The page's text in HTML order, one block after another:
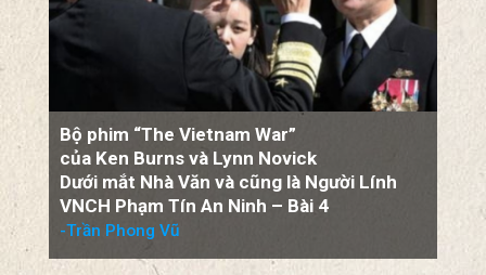
Bộ phim “The Vietnam War”
của Ken Burns và Lynn Novick
Dưới mắt Nhà Văn và cũng là Người Lính
VNCH Phạm Tín An Ninh – Bài 4
-Trần Phong Vũ